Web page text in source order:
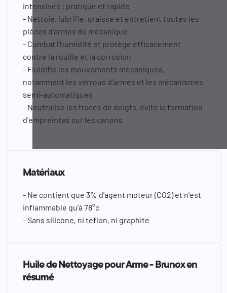
intensives : pratique et rapide
- Nettoie, lubrifie, graisse et entretient toutes les
pièces d'armes de mécanique
- Combat l'humidité et protège efficacement
contre la rouille et la corrosion
- Fluidifie les mouvements mécaniques,
notamment les verrous d'armes et les mécanismes
semi-automatiques
- Neutralise les traces de doigts, évite la formation
d'empreintes sur les canons
Matériaux
- Ne contient que 3% d'agent moteur (CO2) et n'est
inflammable qu'à 78°c
- Sans silicone, ni téflon, ni graphite
Huile de Nettoyage pour Arme - Brunox en
résumé